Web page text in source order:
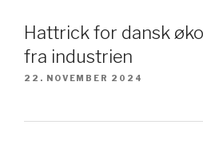
Hattrick for dansk
fra industrien
22. NOVEMBER 2024